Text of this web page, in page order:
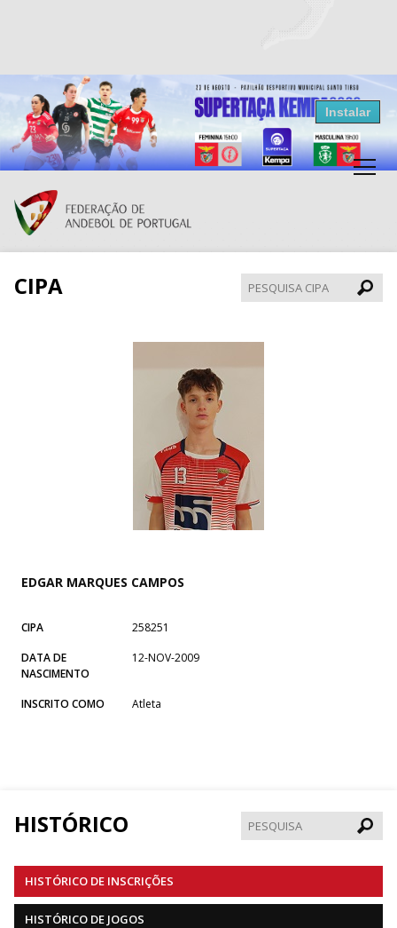
Resultados Andebol
Federação de Andebol de Portugal
Grátis - Disponivel na Play Store
Instalar
CIPA
CIPA
EDGAR MARQUES CAMPOS
CIPA
258251
DATA DE
NASCIMENTO
12-NOV-2009
INSCRITO COMO Atleta
HISTÓRICO
HISTÓRICO DE INSCRIÇÕES
HISTÓRICO DE JOGOS